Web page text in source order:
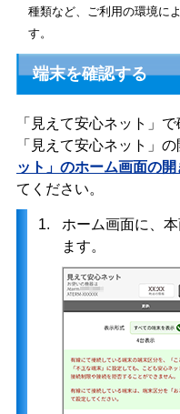
種類など、ご利用の環境に
す。
端末を確認する
「見えて安心ネット」で
「見えて安心ネット」の
ット」のホーム画面の開
てください。
1.
ホーム画面に、
ます。